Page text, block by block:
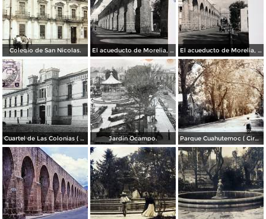
Colegio de San Nicolas. El acueducto de Morelia, Michoacán El acueducto de Morelia, Michoacán
Cuartel de Las Colonias ( Circulada el 1 de Abril de 1921 ). Jardin Ocampo. Parque Cuahutemoc ( Circulada el 24 de Junio de 1938 ).